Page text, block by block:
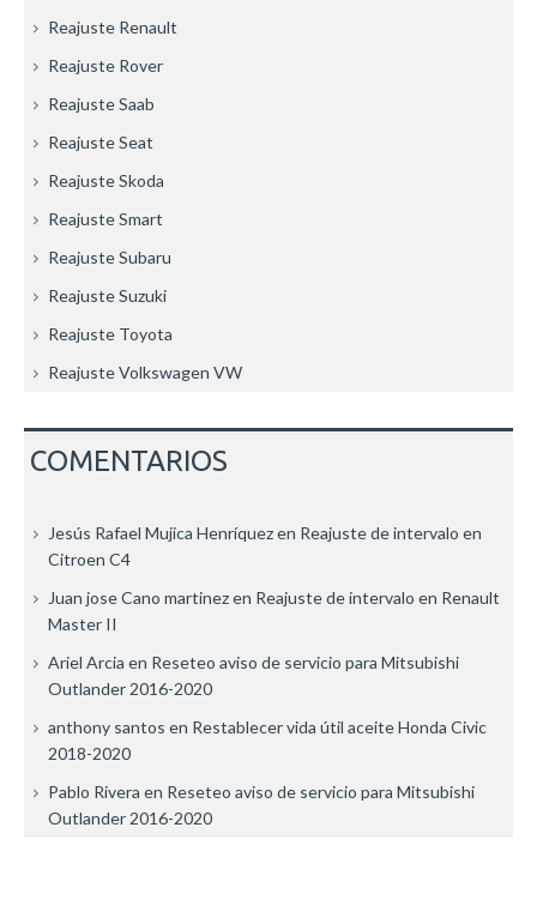
Reajuste Renault
Reajuste Rover
Reajuste Saab
Reajuste Seat
Reajuste Skoda
Reajuste Smart
Reajuste Subaru
Reajuste Suzuki
Reajuste Toyota
Reajuste Volkswagen VW
COMENTARIOS
Jesús Rafael Mujica Henríquezen Reajuste de intervalo en
Citroen C4
Juan jose Cano martinezen Reajuste de intervalo en Renault
Master II
Ariel Arcia en Reseteo aviso de servicio para Mitsubishi
Outlander 2016-2020
anthony santos en Restablecer vida útil aceite Honda Civic
2018-2020
Pablo Rivera en Reseteo aviso de servicio para Mitsubishi
Outlander 2016-2020